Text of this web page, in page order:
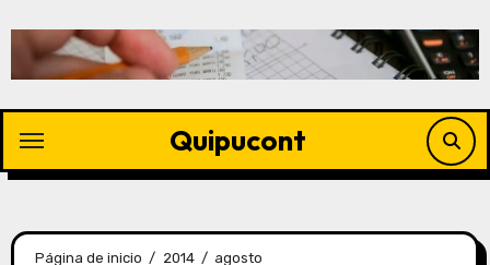
Quipucont
Página de inicio 2014
agosto